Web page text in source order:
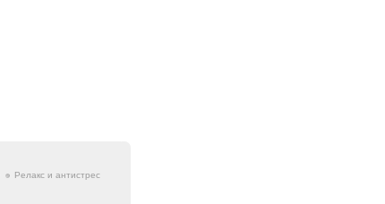
Релакс и антистрес